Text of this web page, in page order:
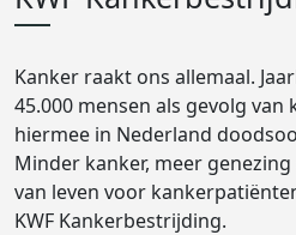
Kanker raakt ons allemaal.
45.000 mensen als gevolg van
hiermee in Nederland
Minder kanker, meer
van leven voor
KWF Kankerbestrijding.